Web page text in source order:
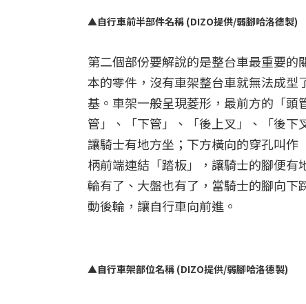
▲自行車前半部件名稱 (DIZO提供/弱腳哈洛德製)
第二個部份要解說的是整台車最重要
本的零件，沒有車架整台車就無法成
基。車架一般呈現菱形，最前方的「
管」、「下管」、「後上叉」、「後下
讓騎士有地方坐；下方橫向的穿孔叫
柄前端連結「踏板」，讓騎士的腳便
輪有了、大盤也有了，當騎士的腳向
動後輪，讓自行車向前進。
▲自行車架部位名稱 (DIZO提供/弱腳哈洛德製)